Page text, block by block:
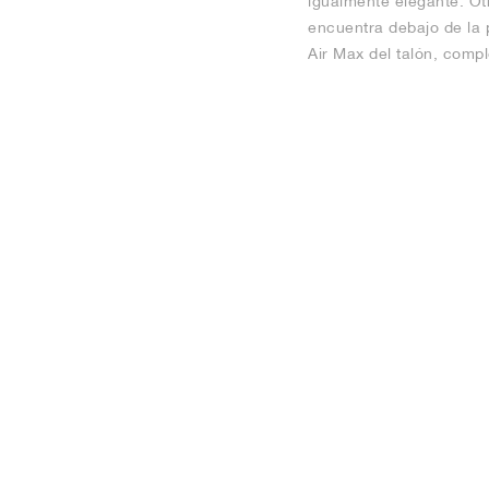
encuentra debajo de la
Air Max del talón,